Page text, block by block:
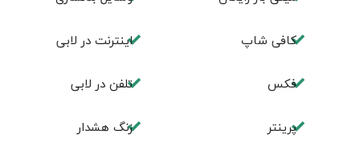
كافی شاپ اينترنت در لابی
فكس تلفن در لابی
پرینتر زنگ هشدار